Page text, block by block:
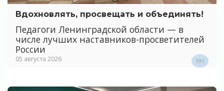
Вдохновлять, просвещать и объединять!
Педагоги Ленинградской области — в
числе лучших наставников-просветителей
России
05 августа 2026 191